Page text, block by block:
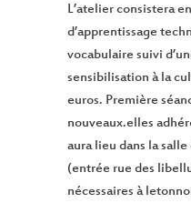
L’atelier consistera
d’apprentissage
vocabulaire suivi
sensibilisation à la
euros. Première
nouveaux.elles
aura lieu dans la
(entrée rue des
nécessaires à